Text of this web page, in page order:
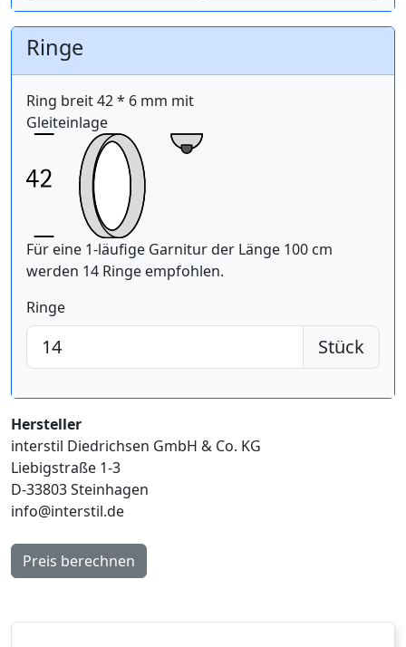
Ringe
Ring breit 42 * 6 mm mit
Gleiteinlage
Für eine 1-läufige Garnitur der Länge 100 cm
werden 14 Ringe empfohlen.
Ringe
Stück
Hersteller
interstil Diedrichsen GmbH & Co. KG
Liebigstraße 1-3
D-33803 Steinhagen
info@interstil.de
Preis berechnen